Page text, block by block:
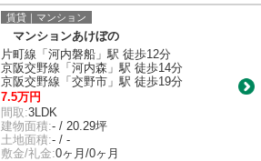
賃貸｜マンション
マンションあけぼの
片町線「河内磐船」駅 徒歩12分
京阪交野線「河内森」駅 徒歩14分
京阪交野線「交野市」駅 徒歩19分
7.5万円
間取:3LDK
建物面積:- / 20.29坪
土地面積:- / -
敷金/礼金:0ヶ月/0ヶ月